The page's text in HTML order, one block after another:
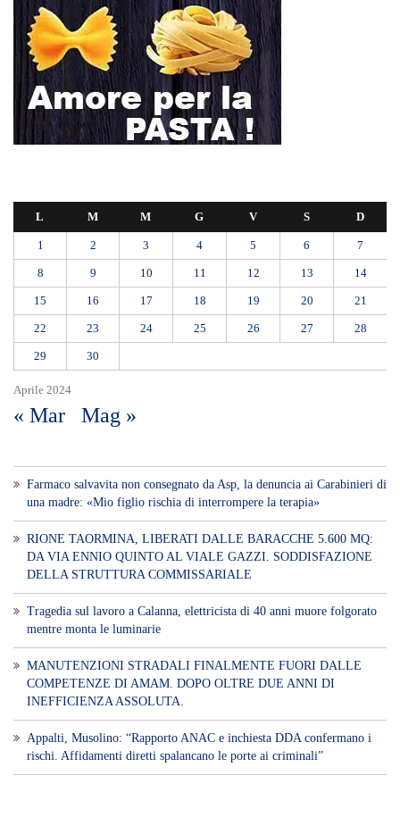
Aprile 2024
L M M G V S D
1 2 3 4 5 6 7
8 9 10 11 12 13 14
15 16 17 18 19 20 21
22 23 24 25 26 27 28
29 30
« Mar Mag »
Farmaco salvavita non consegnato da Asp, la denuncia ai Carabinieri di
una madre: «Mio figlio rischia di interrompere la terapia»
RIONE TAORMINA, LIBERATI DALLE BARACCHE 5.600 MQ:
DA VIA ENNIO QUINTO AL VIALE GAZZI. SODDISFAZIONE
DELLA STRUTTURA COMMISSARIALE
Tragedia sul lavoro a Calanna, elettricista di 40 anni muore folgorato
mentre monta le luminarie
MANUTENZIONI STRADALI FINALMENTE FUORI DALLE
COMPETENZE DI AMAM. DOPO OLTRE DUE ANNI DI
INEFFICIENZA ASSOLUTA.
​Appalti, Musolino: “Rapporto ANAC e inchiesta DDA confermano i
rischi. Affidamenti diretti spalancano le porte ai criminali”